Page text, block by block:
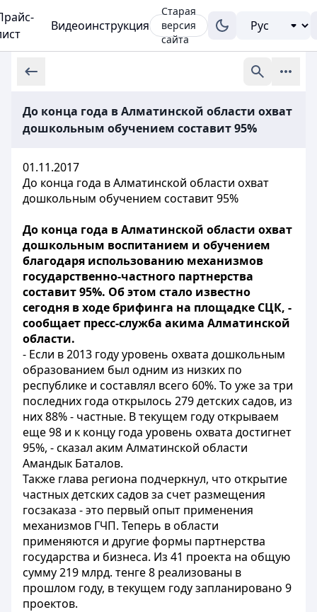
Видеоинструкция
Старая
версия
сайта
До конца года в Алматинской области охват
дошкольным обучением составит 95%
01.11.2017
До конца года в Алматинской области охват
дошкольным обучением составит 95%
До конца года в Алматинской области охват
дошкольным воспитанием и обучением
благодаря использованию механизмов
государственно-частного партнерства
составит 95%. Об этом стало известно
сегодня в ходе брифинга на площадке СЦК, -
сообщает пресс-служба акима Алматинской
области.
- Если в 2013 году уровень охвата дошкольным
образованием был одним из низких по
республике и составлял всего 60%. То уже за три
последних года открылось 279 детских садов, из
них 88% - частные. В текущем году открываем
еще 98 и к концу года уровень охвата достигнет
95%, - сказал аким Алматинской области
Амандык Баталов.
Также глава региона подчеркнул, что открытие
частных детских садов за счет размещения
госзаказа - это первый опыт применения
механизмов ГЧП. Теперь в области
применяются и другие формы партнерства
государства и бизнеса. Из 41 проекта на общую
сумму 219 млрд. тенге 8 реализованы в
прошлом году, в текущем году запланировано 9
проектов.